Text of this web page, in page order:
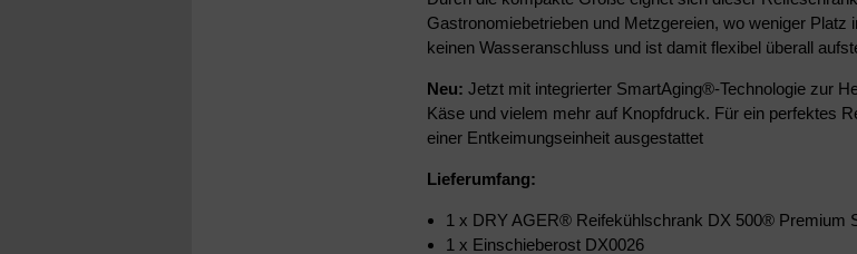
Gastronomiebetrieben und Metzgereien, wo weniger
keinen Wasseranschluss und ist damit flexibel überall
Neu: Jetzt mit integrierter SmartAging®-Technologie zur
Käse und vielem mehr auf Knopfdruck. Für ein perfektes
einer Entkeimungseinheit ausgestattet
Lieferumfang:
1 x DRY AGER® Reifekühlschrank DX 500® Premium
1 x Einschieberost DX0026